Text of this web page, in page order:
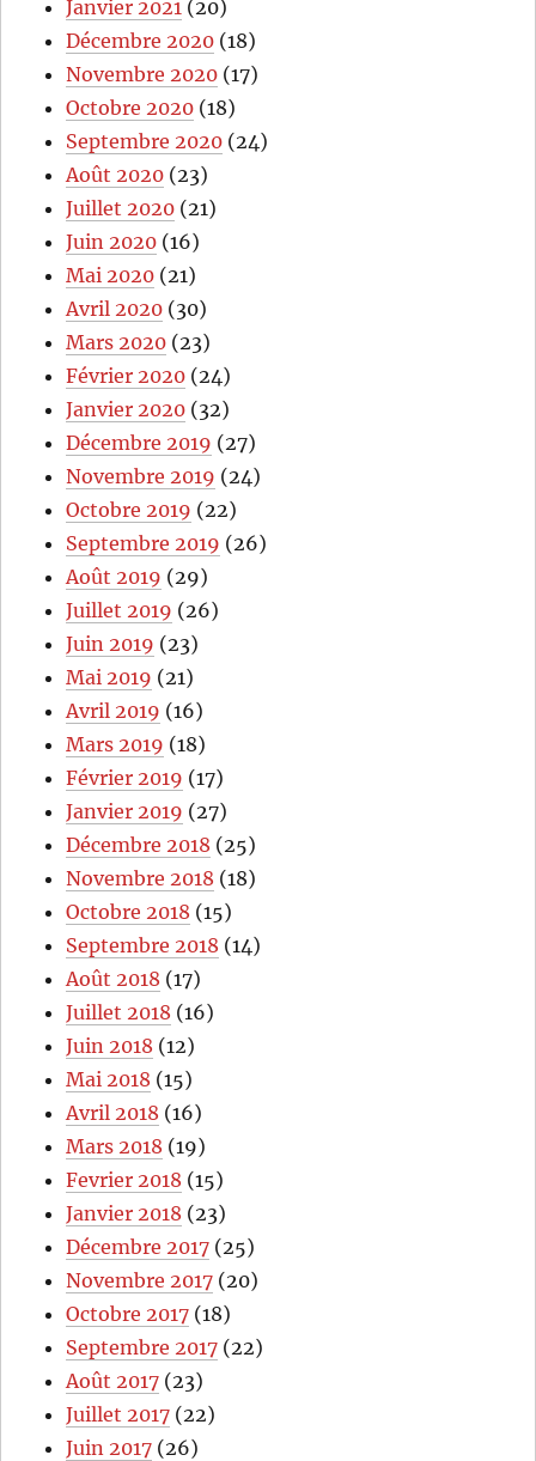
Janvier 2021 (20)
Décembre 2020 (18)
Novembre 2020 (17)
Octobre 2020 (18)
Septembre 2020 (24)
Août 2020 (23)
Juillet 2020 (21)
Juin 2020 (16)
Mai 2020 (21)
Avril 2020 (30)
Mars 2020 (23)
Février 2020 (24)
Janvier 2020 (32)
Décembre 2019 (27)
Novembre 2019 (24)
Octobre 2019 (22)
Septembre 2019 (26)
Août 2019 (29)
Juillet 2019 (26)
Juin 2019 (23)
Mai 2019 (21)
Avril 2019 (16)
Mars 2019 (18)
Février 2019 (17)
Janvier 2019 (27)
Décembre 2018 (25)
Novembre 2018 (18)
Octobre 2018 (15)
Septembre 2018 (14)
Août 2018 (17)
Juillet 2018 (16)
Juin 2018 (12)
Mai 2018 (15)
Avril 2018 (16)
Mars 2018 (19)
Fevrier 2018 (15)
Janvier 2018 (23)
Décembre 2017 (25)
Novembre 2017 (20)
Octobre 2017 (18)
Septembre 2017 (22)
Août 2017 (23)
Juillet 2017 (22)
Juin 2017 (26)